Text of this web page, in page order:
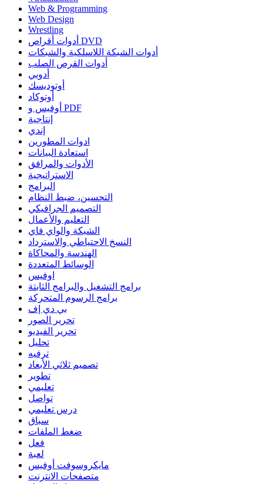
Web & Programming
Web Design
Wrestling
أدوات أقراص DVD
أدوات الشبكة اللاسلكية والشبكات
أدوات القرص الصلب
أدوبي
أوتوديسك
أوتوكاد
أوفيس و PDF
إنتاجية
إندي
ادوات المطورين
استعادة البيانات
الأدوات والمرافق
الاستراتيجية
البرامج
التحسين، ضبط النظام
التصميم الجرافيكي
التعليم والأعمال
الشبكة والواي فاي
النسخ الاحتياطي والاسترداد
الهندسة والمحاكاة
الوسائط المتعددة
اوفيس
برامج التشغيل والبرامج الثابتة
برامج الرسوم المتحركة
بي دي إف
تحرير الصور
تحرير الفيديو
تحليل
ترفيه
تصميم ثلاثي الأبعاد
تطوير
تعليمي
تواصل
درس تعليمي
سباق
ضغط الملفات
فعل
لعبة
مايكروسوفت أوفيس
متصفحات الانترنت